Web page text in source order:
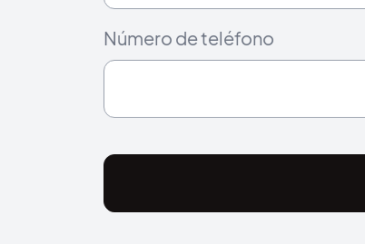
Número de teléfono